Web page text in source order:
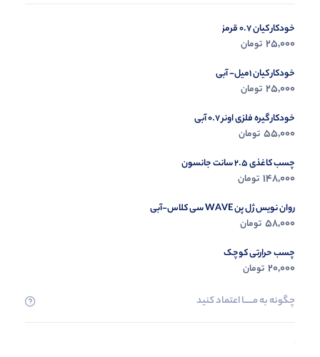
خودکار کیان 0.7 قرمز
25,000 تومان
خودکار کیان 1میل- آبی
25,000 تومان
خودکار گیره فلزی اونر 0.7 آبی
55,000 تومان
چسب کاغذی 2.5 سانت جانسون
148,000 تومان
روان نویس ژل پن WAVE سی کلاس-آبی
58,000 تومان
چسب حرارتی کوچک
20,000 تومان
چگونه به مــــــا اعتماد کنید